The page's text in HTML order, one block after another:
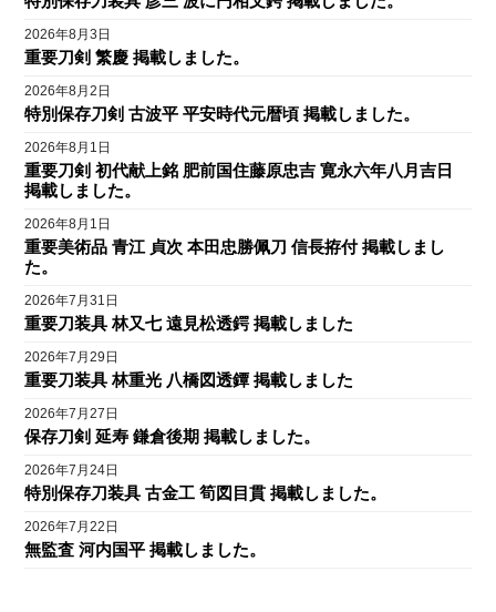
2026年8月3日
重要刀剣 繁慶 掲載しました。
2026年8月2日
特別保存刀剣 古波平 平安時代元暦頃 掲載しました。
2026年8月1日
重要刀剣 初代献上銘 肥前国住藤原忠吉 寛永六年八月吉日
掲載しました。
2026年8月1日
重要美術品 青江 貞次 本田忠勝佩刀 信長拵付 掲載しまし
た。
2026年7月31日
重要刀装具 林又七 遠見松透鍔 掲載しました
2026年7月29日
重要刀装具 林重光 八橋図透鐔 掲載しました
2026年7月27日
保存刀剣 延寿 鎌倉後期 掲載しました。
2026年7月24日
特別保存刀装具 古金工 筍図目貫 掲載しました。
2026年7月22日
無監査 河内国平 掲載しました。